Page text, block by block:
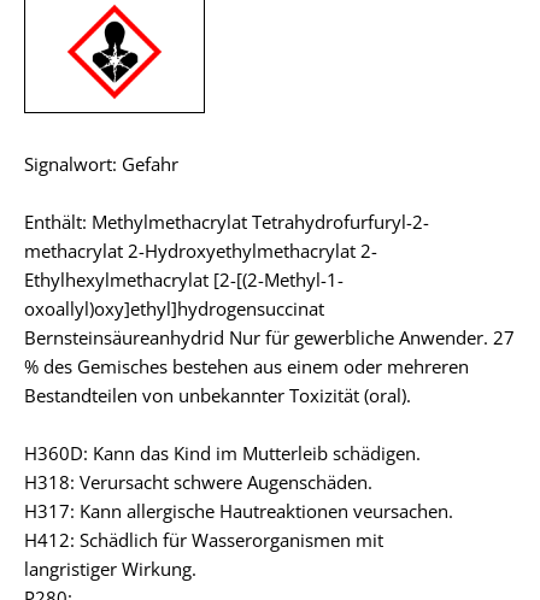
Signalwort: Gefahr
Enthält: Methylmethacrylat Tetrahydrofurfuryl-2-
methacrylat 2-Hydroxyethylmethacrylat 2-
Ethylhexylmethacrylat [2-[(2-Methyl-1-
oxoallyl)oxy]ethyl]hydrogensuccinat
Bernsteinsäureanhydrid Nur für gewerbliche Anwender. 27
% des Gemisches bestehen aus einem oder mehreren
Bestandteilen von unbekannter Toxizität (oral).
H360D: Kann das Kind im Mutterleib schädigen.
H318: Verursacht schwere Augenschäden.
H317: Kann allergische Hautreaktionen veursachen.
H412: Schädlich für Wasserorganismen mit
langristiger Wirkung.